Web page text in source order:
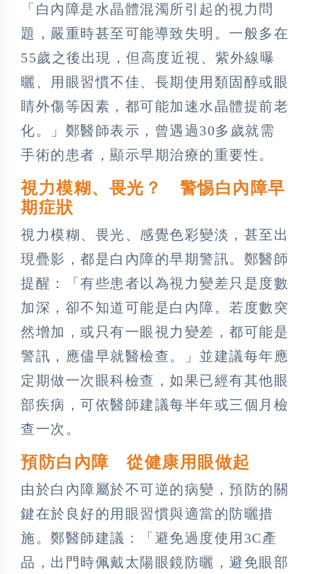
「白內障是水晶體混濁所引起的視力問
題，嚴重時甚至可能導致失明。一般多在
55歲之後出現，但高度近視、紫外線曝
曬、用眼習慣不佳、長期使用類固醇或眼
睛外傷等因素，都可能加速水晶體提前老
化。」鄭醫師表示，曾遇過30多歲就需
手術的患者，顯示早期治療的重要性。
視力模糊、畏光？ 警惕白內障早
期症狀
視力模糊、畏光、感覺色彩變淡，甚至出
現疊影，都是白內障的早期警訊。鄭醫師
提醒：「有些患者以為視力變差只是度數
加深，卻不知道可能是白內障。若度數突
然增加，或只有一眼視力變差，都可能是
警訊，應儘早就醫檢查。」並建議每年應
定期做一次眼科檢查，如果已經有其他眼
部疾病，可依醫師建議每半年或三個月檢
查一次。
預防白內障 從健康用眼做起
由於白內障屬於不可逆的病變，預防的關
鍵在於良好的用眼習慣與適當的防曬措
施。鄭醫師建議：「避免過度使用3C產
品，出門時佩戴太陽眼鏡防曬，避免眼部